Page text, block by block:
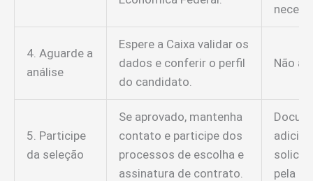
4. Aguarde a
análise
Espere a Caixa validar os
dados e conferir o perfil
do candidato.
Não
5. Participe
da seleção
Se aprovado, mantenha
contato e participe dos
processos de escolha e
assinatura de contrato.
pela